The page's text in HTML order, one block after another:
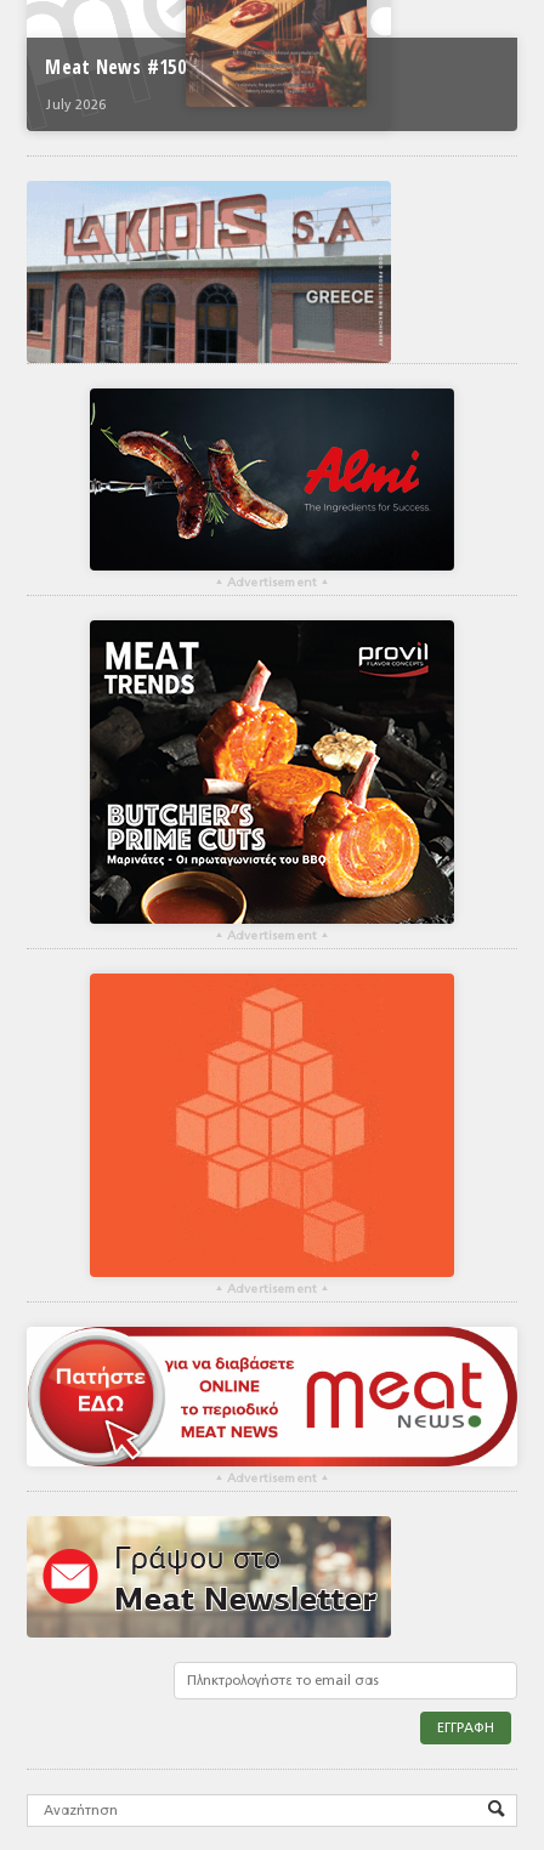
Meat News #150
July 2026
▴ Advertisement ▴
▴ Advertisement ▴
▴ Advertisement ▴
▴ Advertisement ▴